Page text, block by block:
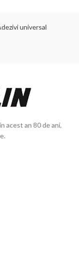
universal
acest an 80 de ani,